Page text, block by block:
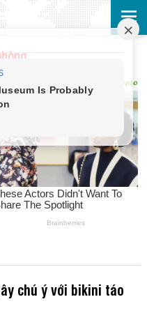
chú ý với bikini táo